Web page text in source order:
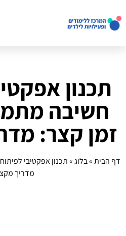
תכנון
חשיבה
זמן קצר:
דף הבית»בלוג»תכנון אפקטיבי
מדריך